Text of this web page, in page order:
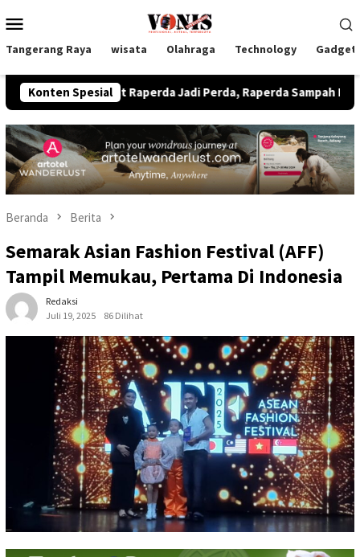
ke
Mobile
Tangerang Raya wisata Olahraga Technology
Konten Spesial
Empat Raperda Jadi Perda, Raperda Sampah Plastik Jadi BBM
Beranda Berita
Semarak Asian Fashion Festival (AFF)
Tampil Memukau, Pertama Di Indonesia
Redaksi
Juli 19, 2025
86 Dilihat